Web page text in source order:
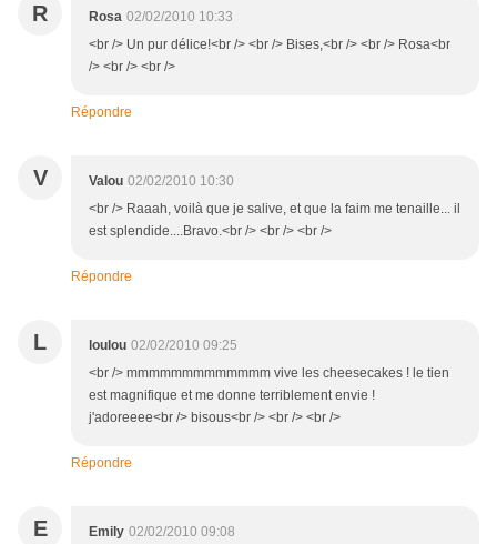
R Rosa 02/02/2010 10:33
<br /> Un pur délice!<br /> <br /> Bises,<br /> <br /> Rosa<br
/> <br /> <br />
Répondre
V Valou 02/02/2010 10:30
<br /> Raaah, voilà que je salive, et que la faim me tenaille... il
est splendide....Bravo.<br /> <br /> <br />
Répondre
L loulou 02/02/2010 09:25
<br /> mmmmmmmmmmmmm vive les cheesecakes ! le tien
est magnifique et me donne terriblement envie !
j'adoreeee<br /> bisous<br /> <br /> <br />
Répondre
E Emily 02/02/2010 09:08